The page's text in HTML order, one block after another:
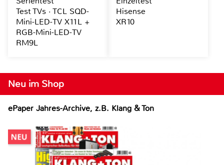
Neu im Shop
ePaper Jahres-Archive, z.B. Klang & Ton
Test TVs · TCL SQD-
Mini-LED-TV X11L +
RGB-Mini-LED-TV
RM9L
Hisense
XR10